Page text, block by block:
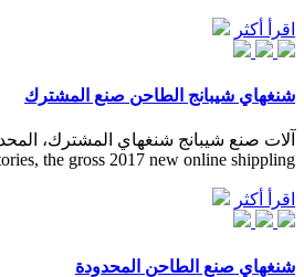
اقرأ أكثر
شنغهاي شيبانج الطاحن صنع المشترك
the gross 2017 new online shippling ...
اقرأ أكثر
شنغهاي صنع الطاحن المحدودة